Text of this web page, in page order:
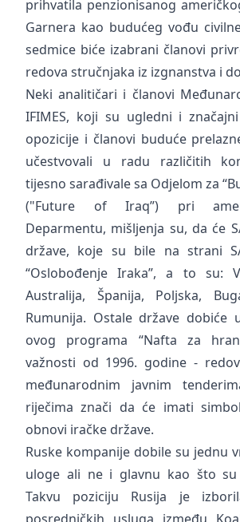
prihvatila penzionisanog
Garnera kao budućeg vođu
sedmice biće izabrani članovi
redova stručnjaka iz izgnanstva i
Neki analitičari i članovi
IFIMES, koji su ugledni i
opozicije i članovi buduće
učestvovali u radu različitih
tijesno sarađivale sa Odjelom za
("Future of Iraq”) pri
Deparmentu, mišljenja su, da će
države, koje su bile na strani
“Oslobođenje Iraka”, a to su:
Australija, Španija, Poljska,
Rumunija. Ostale države dobiće
ovog programa “Nafta za
važnosti od 1996. godine -
međunarodnim javnim
riječima znači da će imati
obnovi iračke države.
Ruske kompanije dobile su jednu
uloge ali ne i glavnu kao što su
Takvu poziciju Rusija je